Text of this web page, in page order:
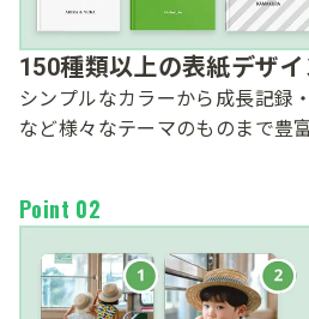
150種類以上の表紙デザイ
シンプルなカラーから成長記録
など様々なテーマのものまで豊
Point 02